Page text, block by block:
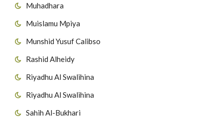
Muhadhara
Muislamu Mpiya
Munshid Yusuf Calibso
Rashid Alheidy
Riyadhu Al Swalihina
Riyadhu Al Swalihina
Sahih Al-Bukhari